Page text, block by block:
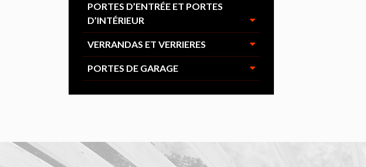
PORTES D’ENTRÉE ET PORTES
D’INTÉRIEUR
VERRANDAS ET VERRIERES
PORTES DE GARAGE